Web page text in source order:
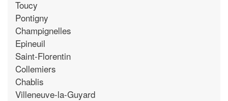
Toucy
Pontigny
Champignelles
Epineuil
Saint-Florentin
Collemiers
Chablis
Villeneuve-la-Guyard